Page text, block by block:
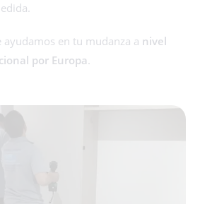
ayudamos en tu mudanza a nivel
por Europa.